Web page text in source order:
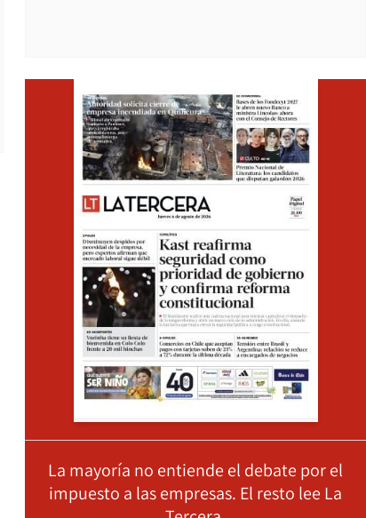
La mayoría no entiende el debate por el
impuesto a las empresas. El resto lee La